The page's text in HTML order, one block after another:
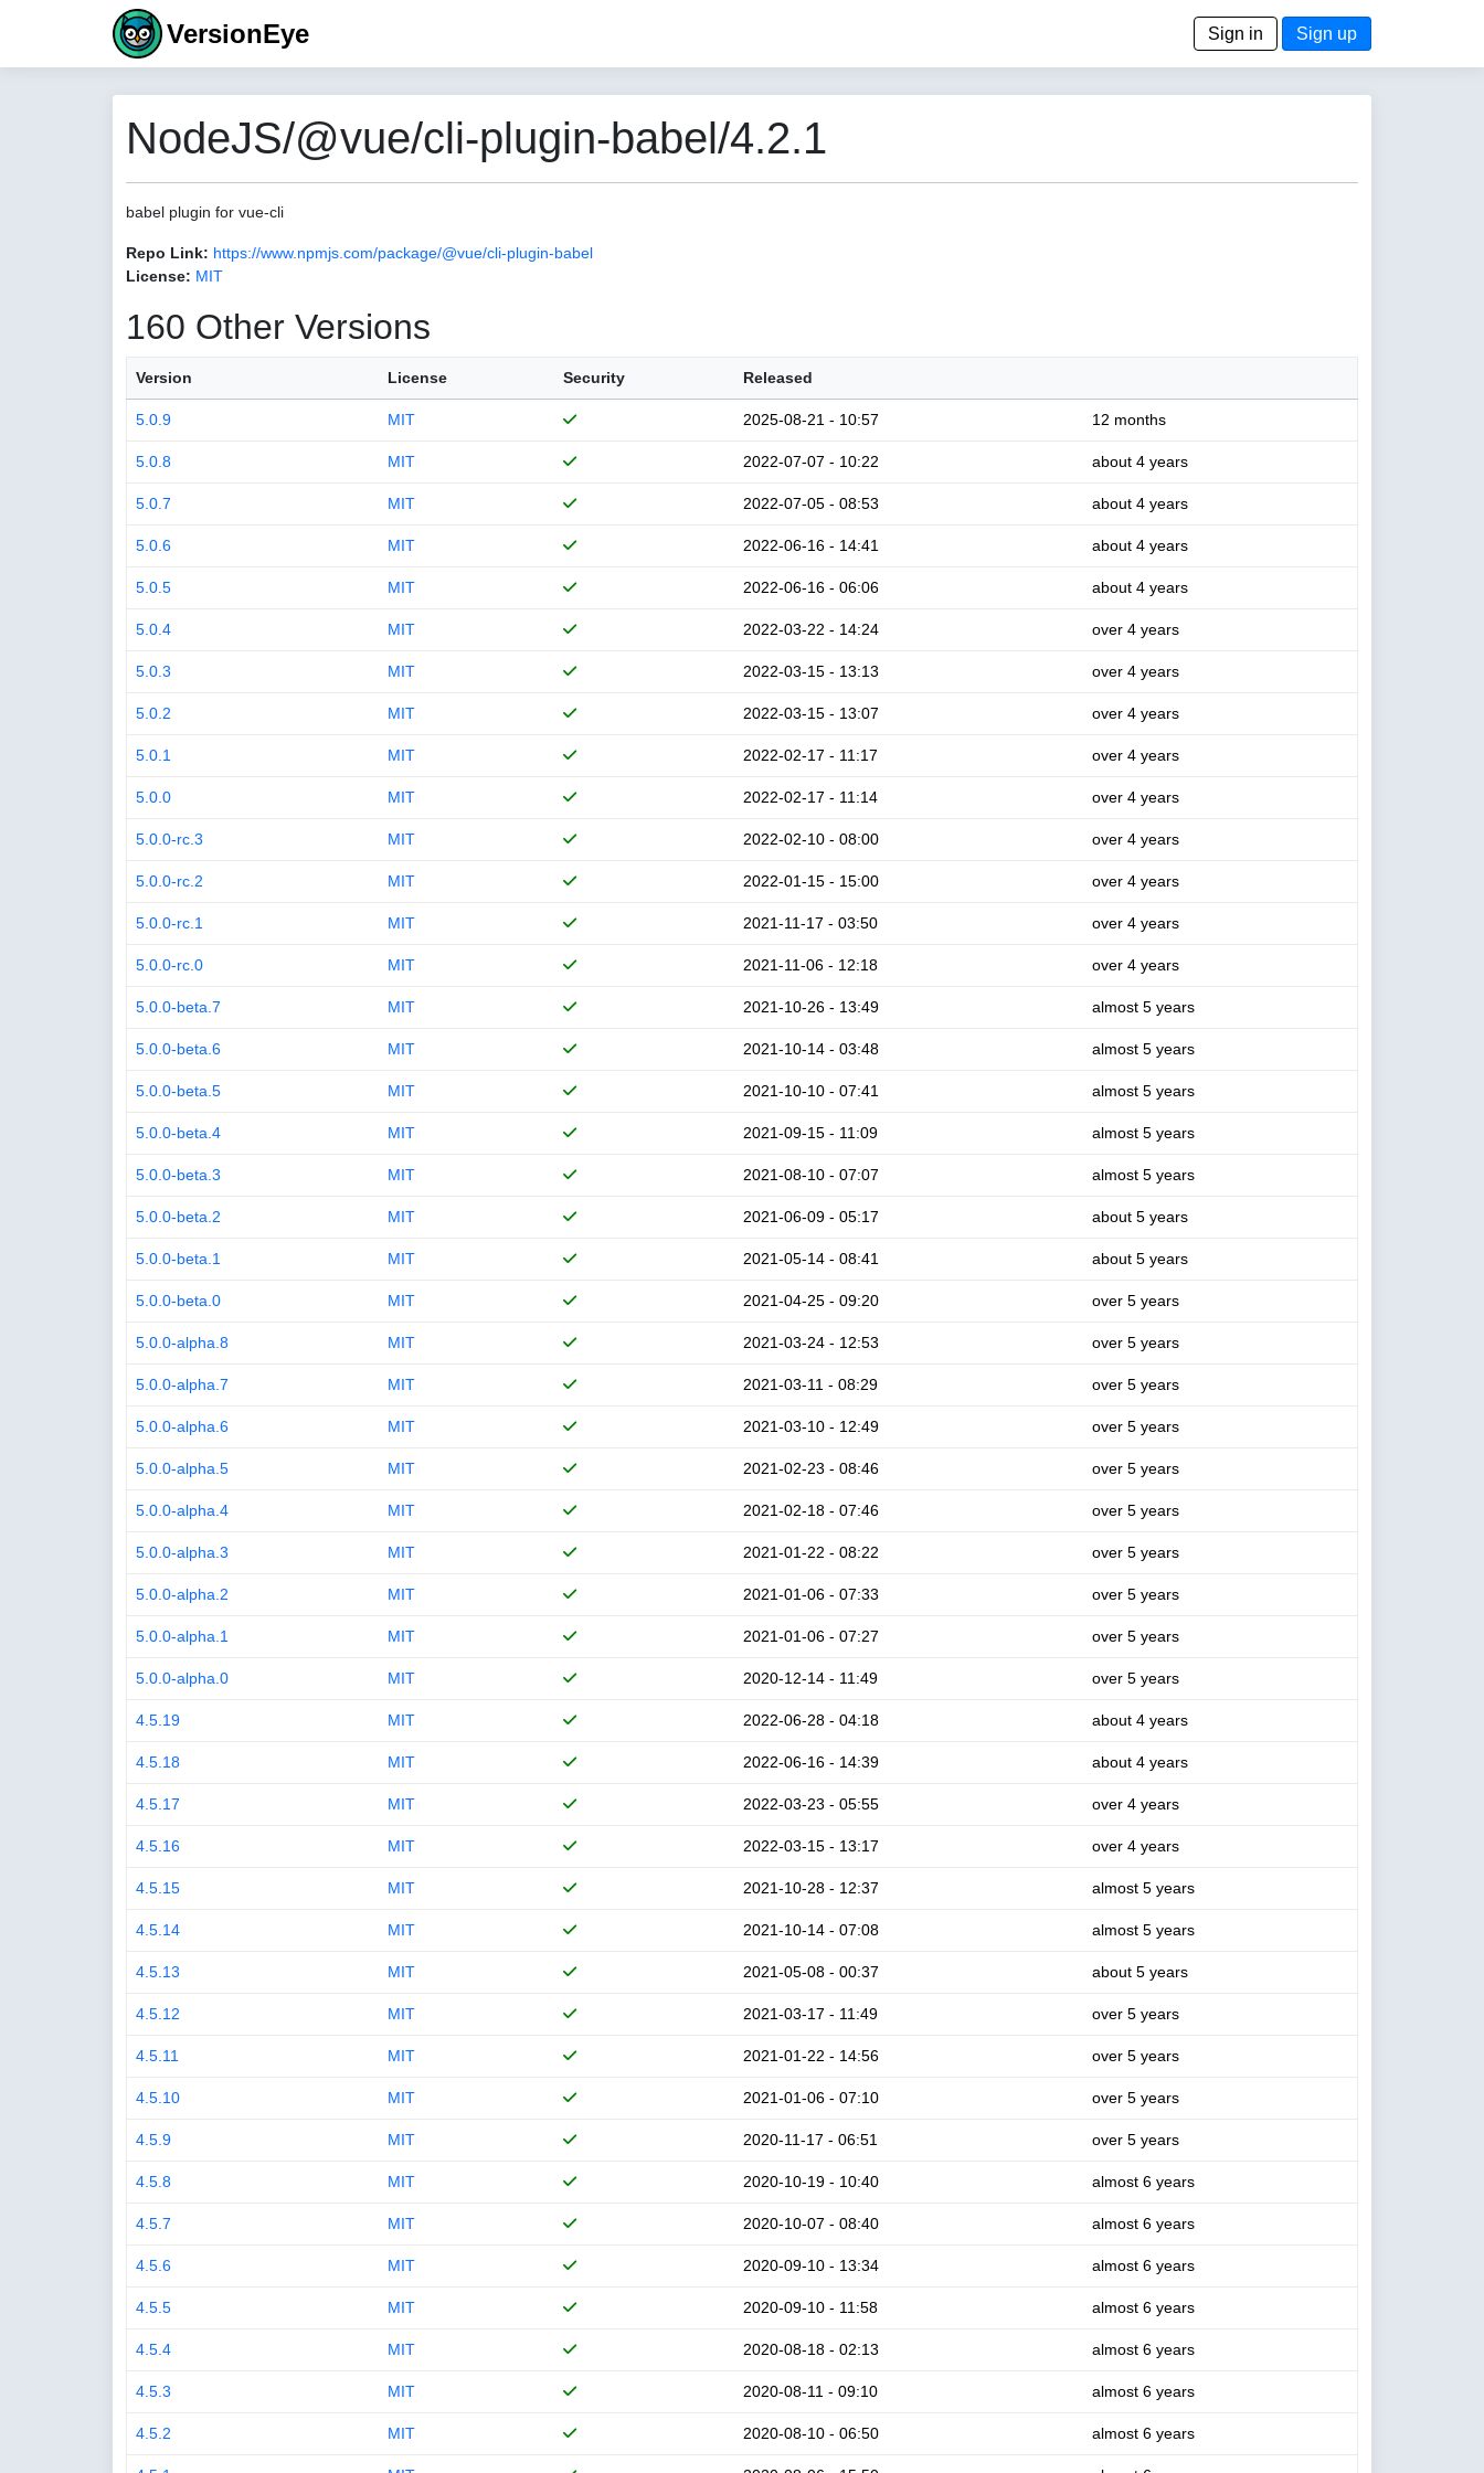
VersionEye Sign in Sign up
NodeJS/@vue/cli-plugin-babel/4.2.1
babel plugin for vue-cli
Repo Link: https://www.npmjs.com/package/@vue/cli-plugin-babel
License: MIT
160 Other Versions
Version License Security Released
5.0.9 MIT 2025-08-21 - 10:57 12 months
5.0.8 MIT 2022-07-07 - 10:22 about 4 years
5.0.7 MIT 2022-07-05 - 08:53 about 4 years
5.0.6 MIT 2022-06-16 - 14:41 about 4 years
5.0.5 MIT 2022-06-16 - 06:06 about 4 years
5.0.4 MIT 2022-03-22 - 14:24 over 4 years
5.0.3 MIT 2022-03-15 - 13:13 over 4 years
5.0.2 MIT 2022-03-15 - 13:07 over 4 years
5.0.1 MIT 2022-02-17 - 11:17 over 4 years
5.0.0 MIT 2022-02-17 - 11:14 over 4 years
5.0.0-rc.3 MIT 2022-02-10 - 08:00 over 4 years
5.0.0-rc.2 MIT 2022-01-15 - 15:00 over 4 years
5.0.0-rc.1 MIT 2021-11-17 - 03:50 over 4 years
5.0.0-rc.0 MIT 2021-11-06 - 12:18 over 4 years
5.0.0-beta.7 MIT 2021-10-26 - 13:49 almost 5 years
5.0.0-beta.6 MIT 2021-10-14 - 03:48 almost 5 years
5.0.0-beta.5 MIT 2021-10-10 - 07:41 almost 5 years
5.0.0-beta.4 MIT 2021-09-15 - 11:09 almost 5 years
5.0.0-beta.3 MIT 2021-08-10 - 07:07 almost 5 years
5.0.0-beta.2 MIT 2021-06-09 - 05:17 about 5 years
5.0.0-beta.1 MIT 2021-05-14 - 08:41 about 5 years
5.0.0-beta.0 MIT 2021-04-25 - 09:20 over 5 years
5.0.0-alpha.8 MIT 2021-03-24 - 12:53 over 5 years
5.0.0-alpha.7 MIT 2021-03-11 - 08:29 over 5 years
5.0.0-alpha.6 MIT 2021-03-10 - 12:49 over 5 years
5.0.0-alpha.5 MIT 2021-02-23 - 08:46 over 5 years
5.0.0-alpha.4 MIT 2021-02-18 - 07:46 over 5 years
5.0.0-alpha.3 MIT 2021-01-22 - 08:22 over 5 years
5.0.0-alpha.2 MIT 2021-01-06 - 07:33 over 5 years
5.0.0-alpha.1 MIT 2021-01-06 - 07:27 over 5 years
5.0.0-alpha.0 MIT 2020-12-14 - 11:49 over 5 years
4.5.19 MIT 2022-06-28 - 04:18 about 4 years
4.5.18 MIT 2022-06-16 - 14:39 about 4 years
4.5.17 MIT 2022-03-23 - 05:55 over 4 years
4.5.16 MIT 2022-03-15 - 13:17 over 4 years
4.5.15 MIT 2021-10-28 - 12:37 almost 5 years
4.5.14 MIT 2021-10-14 - 07:08 almost 5 years
4.5.13 MIT 2021-05-08 - 00:37 about 5 years
4.5.12 MIT 2021-03-17 - 11:49 over 5 years
4.5.11 MIT 2021-01-22 - 14:56 over 5 years
4.5.10 MIT 2021-01-06 - 07:10 over 5 years
4.5.9 MIT 2020-11-17 - 06:51 over 5 years
4.5.8 MIT 2020-10-19 - 10:40 almost 6 years
4.5.7 MIT 2020-10-07 - 08:40 almost 6 years
4.5.6 MIT 2020-09-10 - 13:34 almost 6 years
4.5.5 MIT 2020-09-10 - 11:58 almost 6 years
4.5.4 MIT 2020-08-18 - 02:13 almost 6 years
4.5.3 MIT 2020-08-11 - 09:10 almost 6 years
4.5.2 MIT 2020-08-10 - 06:50 almost 6 years